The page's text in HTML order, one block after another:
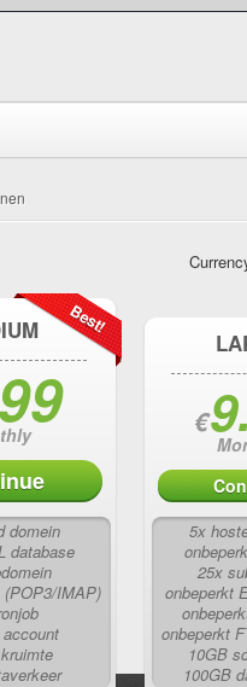
Best!
domein
database
IMAP)
€
5x
25x
onbeperkt
onbeperkt
10GB
100GB